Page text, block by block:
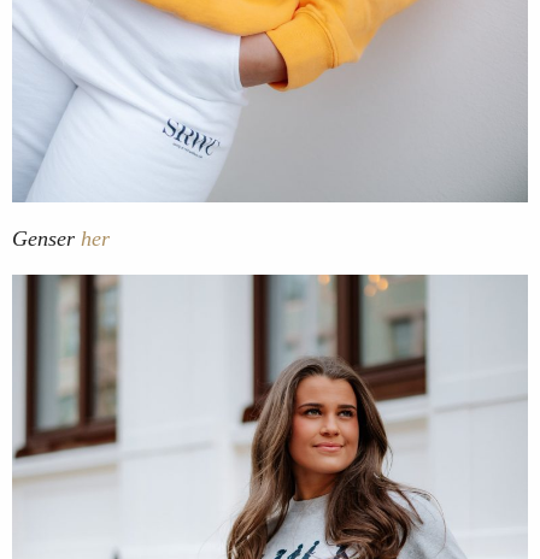
Genser her